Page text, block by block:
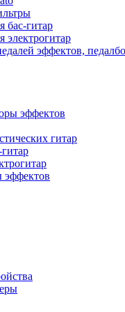
бас-гитар
электрогитар
эффектов,
эффектов
гитар
эффектов